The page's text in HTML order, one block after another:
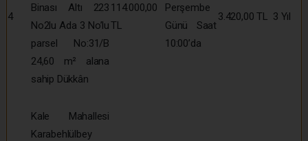
4
Binası Altı 223
No2lu Ada 3 No’lu
parsel No:31/B
24,60 m² alana
sahip Dükkân
114.000,00
TL
Perşembe
Günü Saat
10:00’da
3.420,00 TL 3 Yıl
Kale Mahallesi
Karabehlülbey